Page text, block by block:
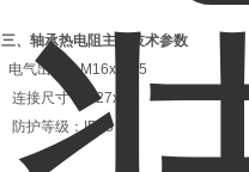
三、 轴承热电阻主要技术参数
电气出口：M16x1．5
连接尺寸：M27x2
防护等级：IP65